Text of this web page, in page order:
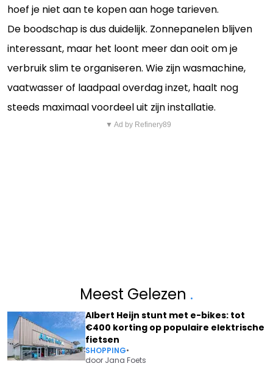
hoef je niet aan te kopen aan hoge tarieven.
De boodschap is dus duidelijk. Zonnepanelen blijven
interessant, maar het loont meer dan ooit om je
verbruik slim te organiseren. Wie zijn wasmachine,
vaatwasser of laadpaal overdag inzet, haalt nog
steeds maximaal voordeel uit zijn installatie.
▼ Ad by Refinery89
Meest Gelezen .
Albert Heijn stunt met e-bikes: tot
€400 korting op populaire elektrische
fietsen
SHOPPING•
door Jana Foets